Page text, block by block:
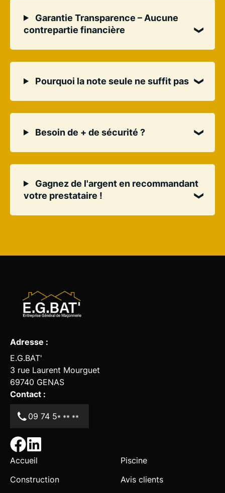
Garantie Transparence – Aucune
contrepartie financière
Pourquoi la note seule ne suffit pas
Besoin de + de sécurité ?
Gagnez de l'argent en recommandant
votre prestataire !
Adresse :
E.G.BAT'
3 rue Laurent Mourguet
69740 GENAS
Contact :
09 74 5* ** **
Accueil
Construction
Piscine
Avis clients